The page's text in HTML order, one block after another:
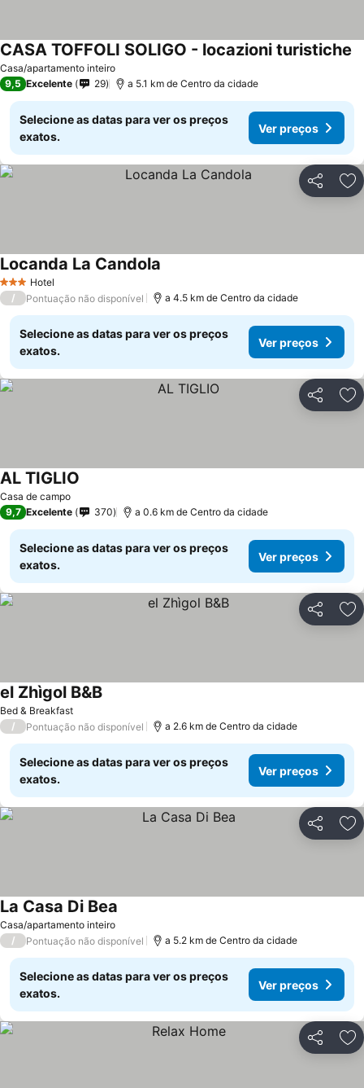
Casa/apartamento inteiro
CASA TOFFOLI SOLIGO - locazioni turistiche
9,5 Excelente 29 a 5.1 km de Centro da cidade
Selecione as datas para ver os preços
exatos.
Ver preços
Partilhar
3 EstrelasHotel
Locanda La Candola
/ Pontuação não disponível a 4.5 km de Centro da cidade
Selecione as datas para ver os preços
exatos.
Ver preços
Partilhar
Casa de campo
AL TIGLIO
9,7 Excelente 370 a 0.6 km de Centro da cidade
Selecione as datas para ver os preços
exatos.
Ver preços
Partilhar
Bed & Breakfast
el Zhìgol B&B
/ Pontuação não disponível a 2.6 km de Centro da cidade
Selecione as datas para ver os preços
exatos.
Ver preços
Partilhar
Casa/apartamento inteiro
La Casa Di Bea
/ Pontuação não disponível a 5.2 km de Centro da cidade
Selecione as datas para ver os preços
exatos.
Ver preços
Partilhar